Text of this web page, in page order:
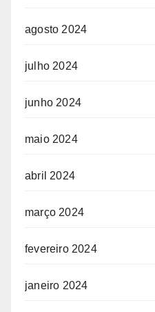
agosto 2024
julho 2024
junho 2024
maio 2024
abril 2024
março 2024
fevereiro 2024
janeiro 2024